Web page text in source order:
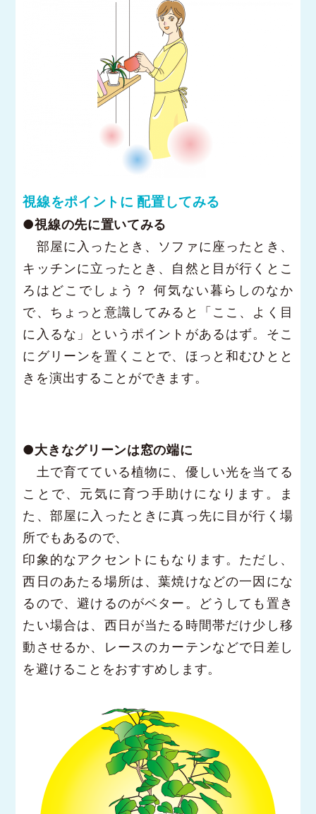
視線をポイントに 配置してみる
●視線の先に置いてみる
部屋に入ったとき、ソファに座ったとき、
キッチンに立ったとき、自然と目が行くとこ
ろはどこでしょう？ 何気ない暮らしのなか
で、ちょっと意識してみると「ここ、よく目
に入るな」というポイントがあるはず。そこ
にグリーンを置くことで、ほっと和むひとと
きを演出することができます。
●大きなグリーンは窓の端に
土で育てている植物に、優しい光を当てる
ことで、元気に育つ手助けになります。ま
た、部屋に入ったときに真っ先に目が行く場
所でもあるので、
印象的なアクセントにもなります。ただし、
西日のあたる場所は、葉焼けなどの一因にな
るので、避けるのがベター。どうしても置き
たい場合は、西日が当たる時間帯だけ少し移
動させるか、レースのカーテンなどで日差し
を避けることをおすすめします。